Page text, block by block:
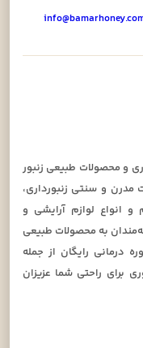
و محصولات طبیعی زنبور
مدرن و سنتی زنبورداری،
انواع لوازم آرایشی و
به محصولات طبیعی
درمانی رایگان از جمله
برای راحتی شما عزیزان